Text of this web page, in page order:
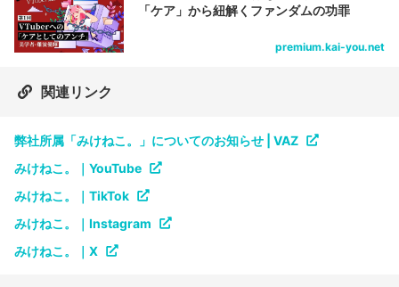
「ケア」から紐解くファンダムの功罪
premium.kai-you.net
関連リンク
弊社所属「みけねこ。」についてのお知らせ | VAZ
みけねこ。｜YouTube
みけねこ。｜TikTok
みけねこ。｜Instagram
みけねこ。｜X